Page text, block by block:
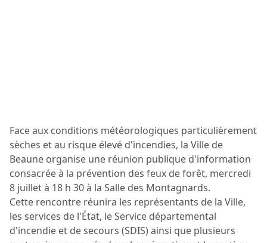
Face aux conditions météorologiques particulièrement
sèches et au risque élevé d'incendies, la Ville de
Beaune organise une réunion publique d'information
consacrée à la prévention des feux de forêt, mercredi
8 juillet à 18 h 30 à la Salle des Montagnards.
Cette rencontre réunira les représentants de la Ville,
les services de l'État, le Service départemental
d'incendie et de secours (SDIS) ainsi que plusieurs